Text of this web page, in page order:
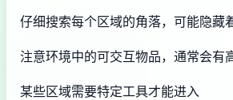
仔细搜索每个区域的角落，可能隐藏
注意环境中的可交互物品，通常会有
某些区域需要特定工具才能进入